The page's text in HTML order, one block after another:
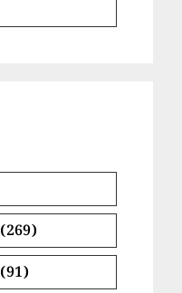
(269)
(91)